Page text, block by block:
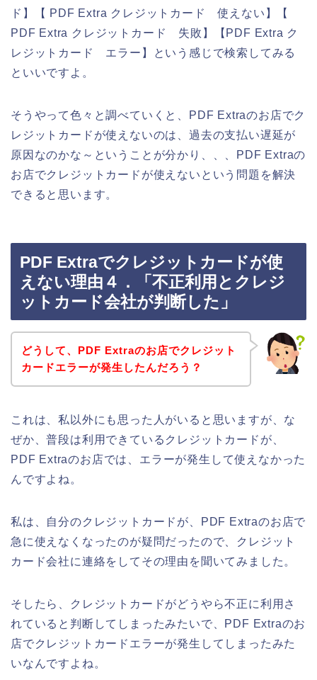
ド】【 PDF Extra クレジットカード 使えない】【
PDF Extra クレジットカード 失敗】【PDF Extra ク
レジットカード エラー】という感じで検索してみる
といいですよ。
そうやって色々と調べていくと、PDF Extraのお店でク
レジットカードが使えないのは、過去の支払い遅延が
原因なのかな～ということが分かり、、、PDF Extraの
お店でクレジットカードが使えないという問題を解決
できると思います。
PDF Extraでクレジットカードが使
えない理由４．「不正利用とクレジ
ットカード会社が判断した」
どうして、PDF Extraのお店でクレジット
カードエラーが発生したんだろう？
これは、私以外にも思った人がいると思いますが、な
ぜか、普段は利用できているクレジットカードが、
PDF Extraのお店では、エラーが発生して使えなかった
んですよね。
私は、自分のクレジットカードが、PDF Extraのお店で
急に使えなくなったのが疑問だったので、クレジット
カード会社に連絡をしてその理由を聞いてみました。
そしたら、クレジットカードがどうやら不正に利用さ
れていると判断してしまったみたいで、PDF Extraのお
店でクレジットカードエラーが発生してしまったみた
いなんですよね。